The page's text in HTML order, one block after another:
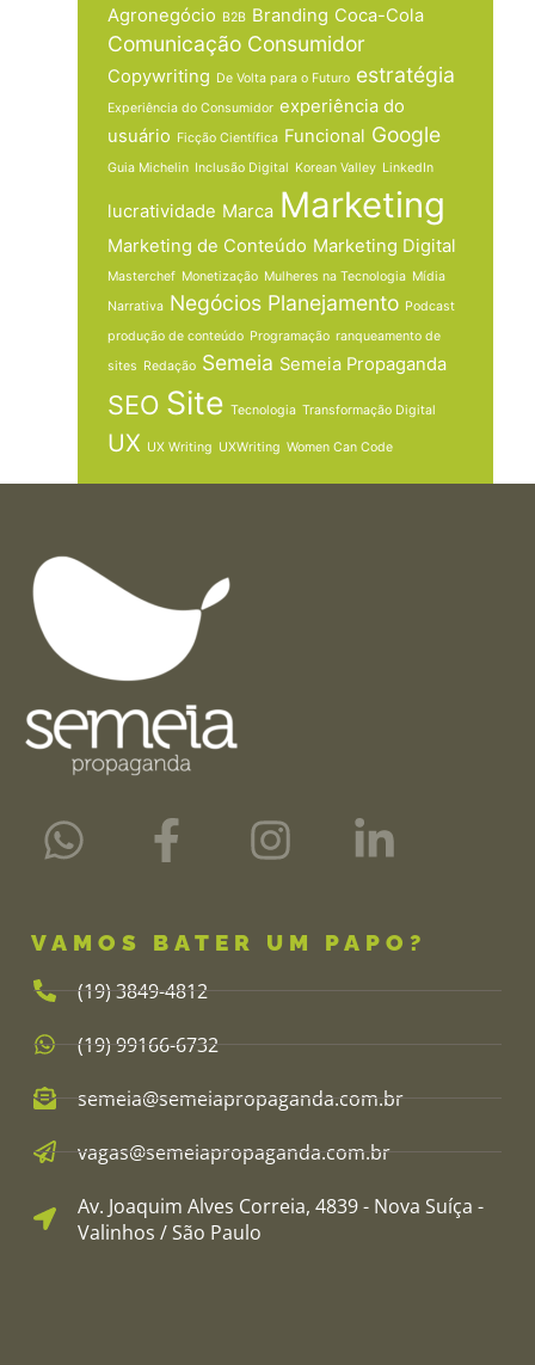
Agronegócio B2B Branding Coca-Cola
Comunicação Consumidor
Copywriting De Volta para o Futuro estratégia
Experiência do Consumidor experiência do
usuário Ficção Científica Funcional Google
Guia Michelin Inclusão Digital Korean Valley LinkedIn
lucratividade Marca Marketing
Marketing de Conteúdo Marketing Digital
Masterchef Monetização Mulheres na Tecnologia Mídia
Narrativa Negócios Planejamento Podcast
produção de conteúdo Programação ranqueamento de
sites Redação Semeia Semeia Propaganda
SEO Site Tecnologia Transformação Digital
UX UX Writing UXWriting Women Can Code
VAMOS BATER UM PAPO?
(19) 3849-4812​
(19) 99166-6732
semeia@semeiapropaganda.com.br​
vagas@semeiapropaganda.com.br​
Av. Joaquim Alves Correia, 4839 - Nova Suíça -
Valinhos / São Paulo